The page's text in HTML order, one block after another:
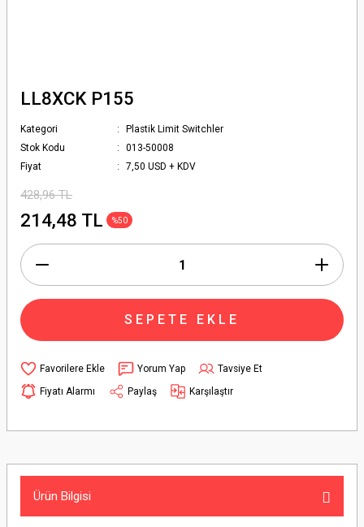
LL8XCK P155
Kategori
Plastik Limit Switchler
Stok Kodu
013-50008
Fiyat
7,50 USD + KDV
428,96 TL
214,48 TL %50
SEPETE EKLE
Yorum Yap
Tavsiye Et
Fiyatı Alarmı
Paylaş Karşılaştır
Ürün Bilgisi